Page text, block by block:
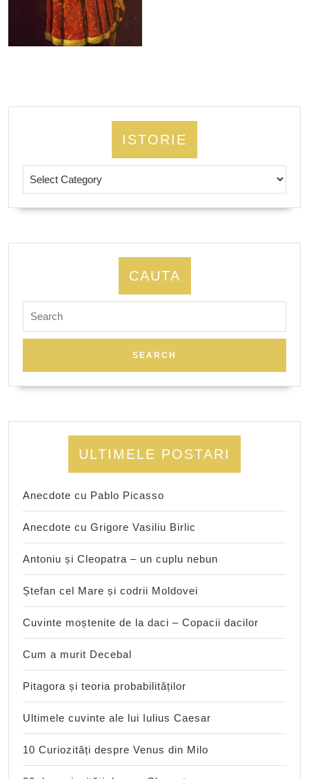
ISTORIE
CAUTA
for:
ULTIMELE POSTARI
Anecdote cu Pablo Picasso
Anecdote cu Grigore Vasiliu Birlic
Antoniu și Cleopatra – un cuplu nebun
Ștefan cel Mare și codrii Moldovei
Cuvinte moștenite de la daci – Copacii dacilor
Cum a murit Decebal
Pitagora și teoria probabilităților
Ultimele cuvinte ale lui Iulius Caesar
10 Curiozități despre Venus din Milo